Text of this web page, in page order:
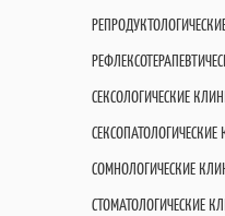
СЕКСОЛОГИЧЕСКИЕ
СОМНОЛОГИЧЕСКИЕ
СТОМАТОЛОГИЧЕСКИЕ